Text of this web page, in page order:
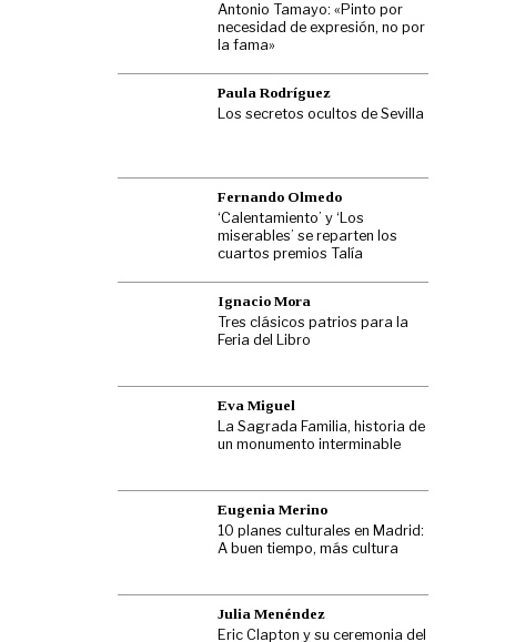
Antonio Tamayo: «Pinto por
necesidad de expresión, no por
la fama»
Paula Rodríguez
Los secretos ocultos de Sevilla
Fernando Olmedo
‘Calentamiento’ y ‘Los
miserables’ se reparten los
cuartos premios Talía
Ignacio Mora
Tres clásicos patrios para la
Feria del Libro
Eva Miguel
La Sagrada Familia, historia de
un monumento interminable
Eugenia Merino
10 planes culturales en Madrid:
A buen tiempo, más cultura
Julia Menéndez
Eric Clapton y su ceremonia del